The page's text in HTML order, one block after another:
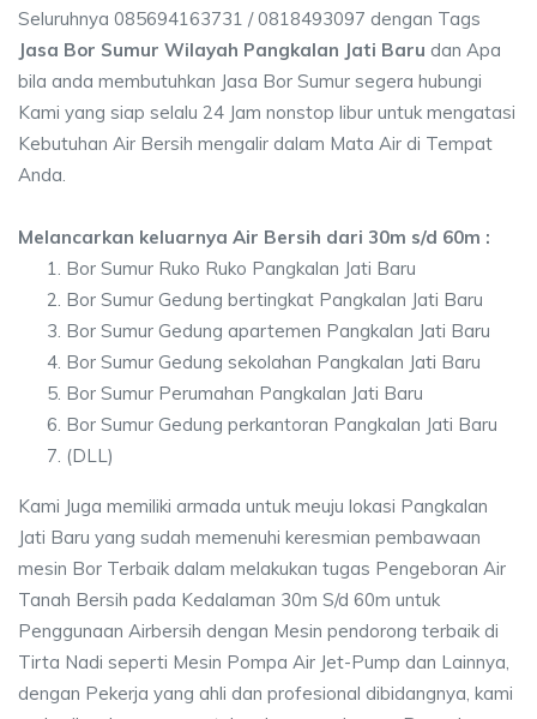
Seluruhnya 085694163731 / 0818493097 dengan Tags
Jasa Bor Sumur Wilayah Pangkalan Jati Baru dan Apa
bila anda membutuhkan Jasa Bor Sumur segera hubungi
Kami yang siap selalu 24 Jam nonstop libur untuk mengatasi
Kebutuhan Air Bersih mengalir dalam Mata Air di Tempat
Anda.
Melancarkan keluarnya Air Bersih dari 30m s/d 60m :
Bor Sumur Ruko Ruko Pangkalan Jati Baru
Bor Sumur Gedung bertingkat Pangkalan Jati Baru
Bor Sumur Gedung apartemen Pangkalan Jati Baru
Bor Sumur Gedung sekolahan Pangkalan Jati Baru
Bor Sumur Perumahan Pangkalan Jati Baru
Bor Sumur Gedung perkantoran Pangkalan Jati Baru
(DLL)
Kami Juga memiliki armada untuk meuju lokasi Pangkalan
Jati Baru yang sudah memenuhi keresmian pembawaan
mesin Bor Terbaik dalam melakukan tugas Pengeboran Air
Tanah Bersih pada Kedalaman 30m S/d 60m untuk
Penggunaan Airbersih dengan Mesin pendorong terbaik di
Tirta Nadi seperti Mesin Pompa Air Jet-Pump dan Lainnya,
dengan Pekerja yang ahli dan profesional dibidangnya, kami